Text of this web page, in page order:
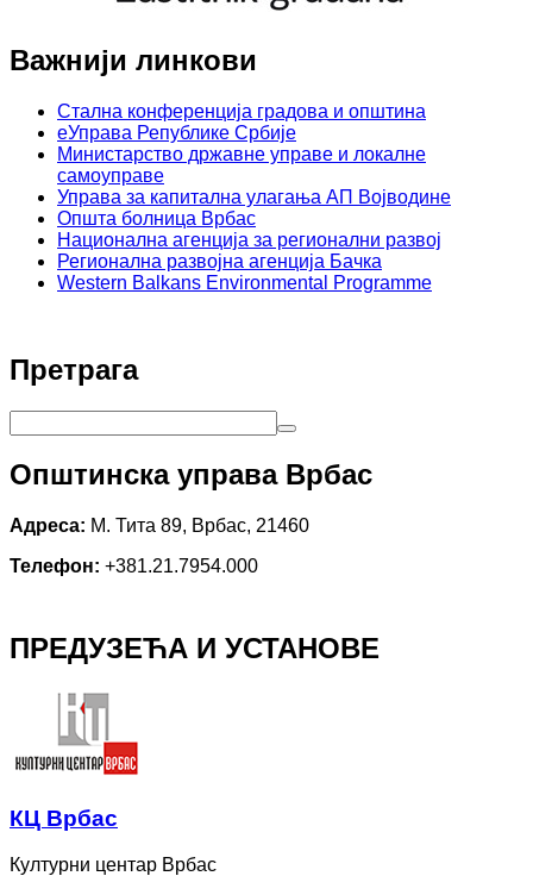
Важнији линкови
Стална конференција градова и општина
еУправа Републике Србије
Министарство државне управе и локалне
самоуправе
Управа за капитална улагања АП Војводине
Општа болница Врбас
Национална агенција за регионални развој
Регионална развојна агенција Бачка
Western Balkans Environmental Programme
Претрага
Општинска управа Врбас
Адреса: М. Тита 89, Врбас, 21460
Телефон: +381.21.7954.000
ПРЕДУЗЕЋА И УСТАНОВЕ
КЦ Врбас
Културни центар Врбас